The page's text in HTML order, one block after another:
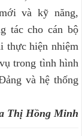
và kỹ năng,
tác cho cán bộ
thực hiện nhiệm
trong tình hình
và hệ thống
Thị Hồng Minh